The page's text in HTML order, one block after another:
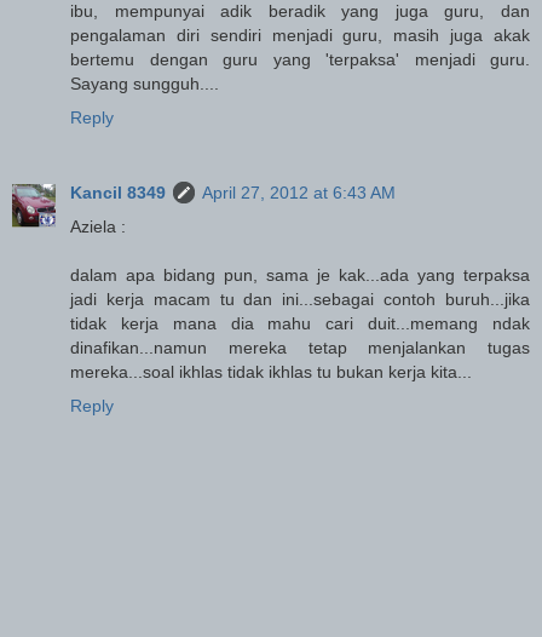
ibu, mempunyai adik beradik yang juga guru, dan
pengalaman diri sendiri menjadi guru, masih juga akak
bertemu dengan guru yang 'terpaksa' menjadi guru.
Sayang sungguh....
Reply
Kancil 8349
April 27, 2012 at 6:43 AM
Aziela :
dalam apa bidang pun, sama je kak...ada yang terpaksa
jadi kerja macam tu dan ini...sebagai contoh buruh...jika
tidak kerja mana dia mahu cari duit...memang ndak
dinafikan...namun mereka tetap menjalankan tugas
mereka...soal ikhlas tidak ikhlas tu bukan kerja kita...
Reply